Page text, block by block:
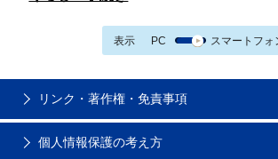
表示 PC スマートフォ
リンク・著作権・免責事項
個人情報保護の考え方